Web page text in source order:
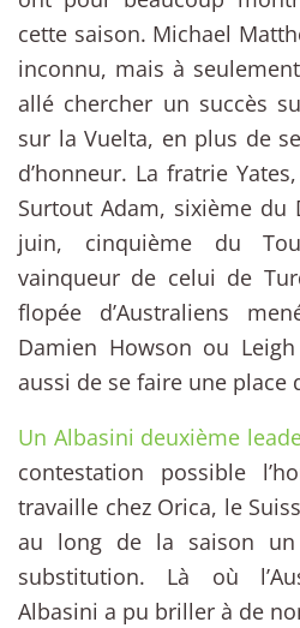
cette saison. Michael
inconnu, mais à
allé chercher un succès
sur la Vuelta, en plus de
d’honneur. La fratrie
Surtout Adam, sixième
juin, cinquième du
vainqueur de celui de
flopée d’Australiens
Damien Howson ou
aussi de se faire une place
Un Albasini deuxième
contestation possible
travaille chez Orica, le
au long de la saison
substitution. Là où
Albasini a pu briller à de